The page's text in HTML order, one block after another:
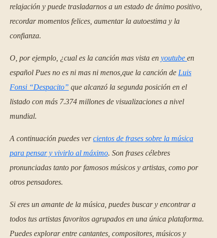
relajación y puede trasladarnos a un estado de ánimo positivo,
recordar momentos felices, aumentar la autoestima y la
confianza.
O, por ejemplo, ¿cual es la canción mas vista en youtube en
español Pues no es ni mas ni menos,que la canción de Luis
Fonsi “Despacito” que alcanzó la segunda posición en el
listado con más 7.374 millones de visualizaciones a nivel
mundial.
A continuación puedes vercientos de frases sobre la música
para pensar y vivirlo al máximo. Son frases célebres
pronunciadas tanto por famosos músicos y artistas, como por
otros pensadores.
Si eres un amante de la música, puedes buscar y encontrar a
todos tus artistas favoritos agrupados en una única plataforma.
Puedes explorar entre cantantes, compositores, músicos y